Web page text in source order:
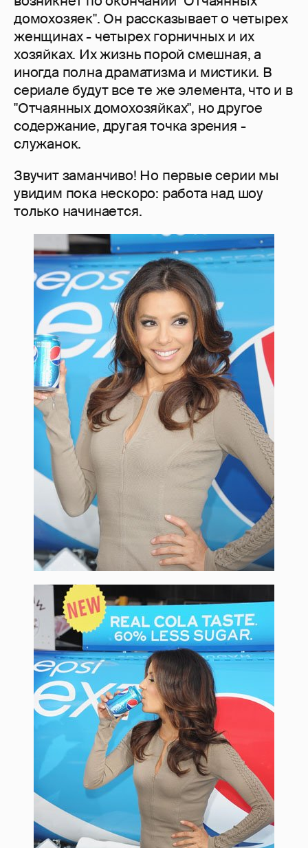
домохозяек". Он рассказывает о четырех
женщинах - четырех горничных и их
хозяйках. Их жизнь порой смешная, а
иногда полна драматизма и мистики. В
сериале будут все те же элемента, что и в
"Отчаянных домохозяйках", но другое
содержание, другая точка зрения -
служанок.
Звучит заманчиво! Но первые серии мы
увидим пока нескоро: работа над шоу
только начинается.